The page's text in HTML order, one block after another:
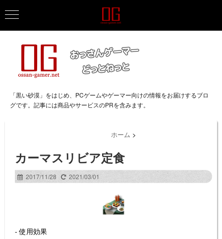
「黒い砂漠」をはじめ、PCゲームやゲーマー向けの情報をお届けするブロ
グです。記事には商品やサービスのPRを含みます。
ホーム >
カーマスリビア定食
2017/11/28 2021/03/01
- 使用効果